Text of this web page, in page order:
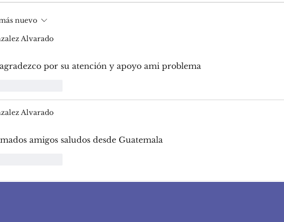
un
que no
de las
agencia con
nuevo
Alvarado
por su atención y apoyo ami problema
Alvarado
amigos saludos desde Guatemala